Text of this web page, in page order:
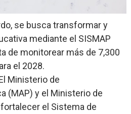
obras en las “villas” y
de DASAC garantizan
para recuperar fuerza gremial
su nueva cúpula
del Colegio de Notarios hace
se busca transformar y
mediante el SISMAP
de monitorear más de 7,300
el 2028.
Ministerio de
(MAP) y el Ministerio de
el Sistema de